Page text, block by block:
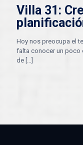
Villa 31:
Hoy nos preocupa el
falta conocer un poco
de […]